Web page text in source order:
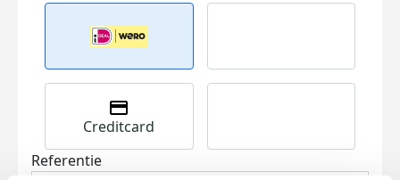
Creditcard
Referentie